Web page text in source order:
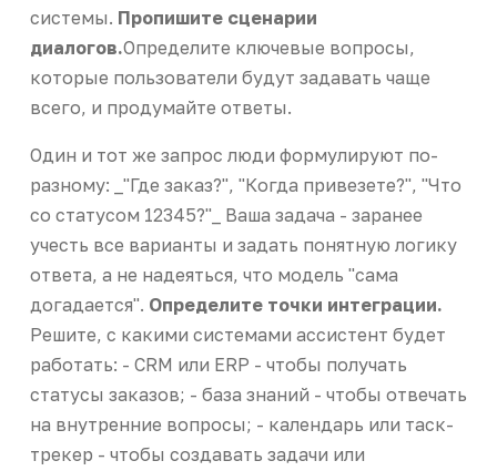
системы. Пропишите сценарии
диалогов.Определите ключевые вопросы,
которые пользователи будут задавать чаще
всего, и продумайте ответы.
Один и тот же запрос люди формулируют по-
разному: _"Где заказ?", "Когда привезете?", "Что
со статусом 12345?"_ Ваша задача - заранее
учесть все варианты и задать понятную логику
ответа, а не надеяться, что модель "сама
догадается". Определите точки интеграции.
Решите, с какими системами ассистент будет
работать: - CRM или ERP - чтобы получать
статусы заказов; - база знаний - чтобы отвечать
на внутренние вопросы; - календарь или таск-
трекер - чтобы создавать задачи или